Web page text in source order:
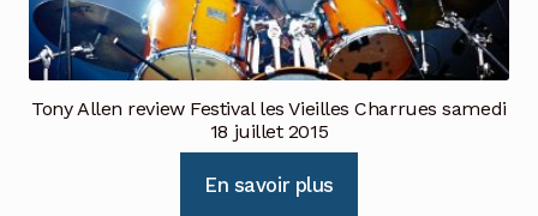
Tony Allen review Festival les Vieilles Charrues samedi
18 juillet 2015
En savoir plus